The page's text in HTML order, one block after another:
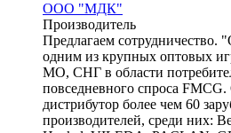
ООО "МДК"
Производитель
Предлагаем
одним из крупных оптовых
МО, СНГ в области
повседневного спроса
дистрибутор более чем 60
производителей, среди них: